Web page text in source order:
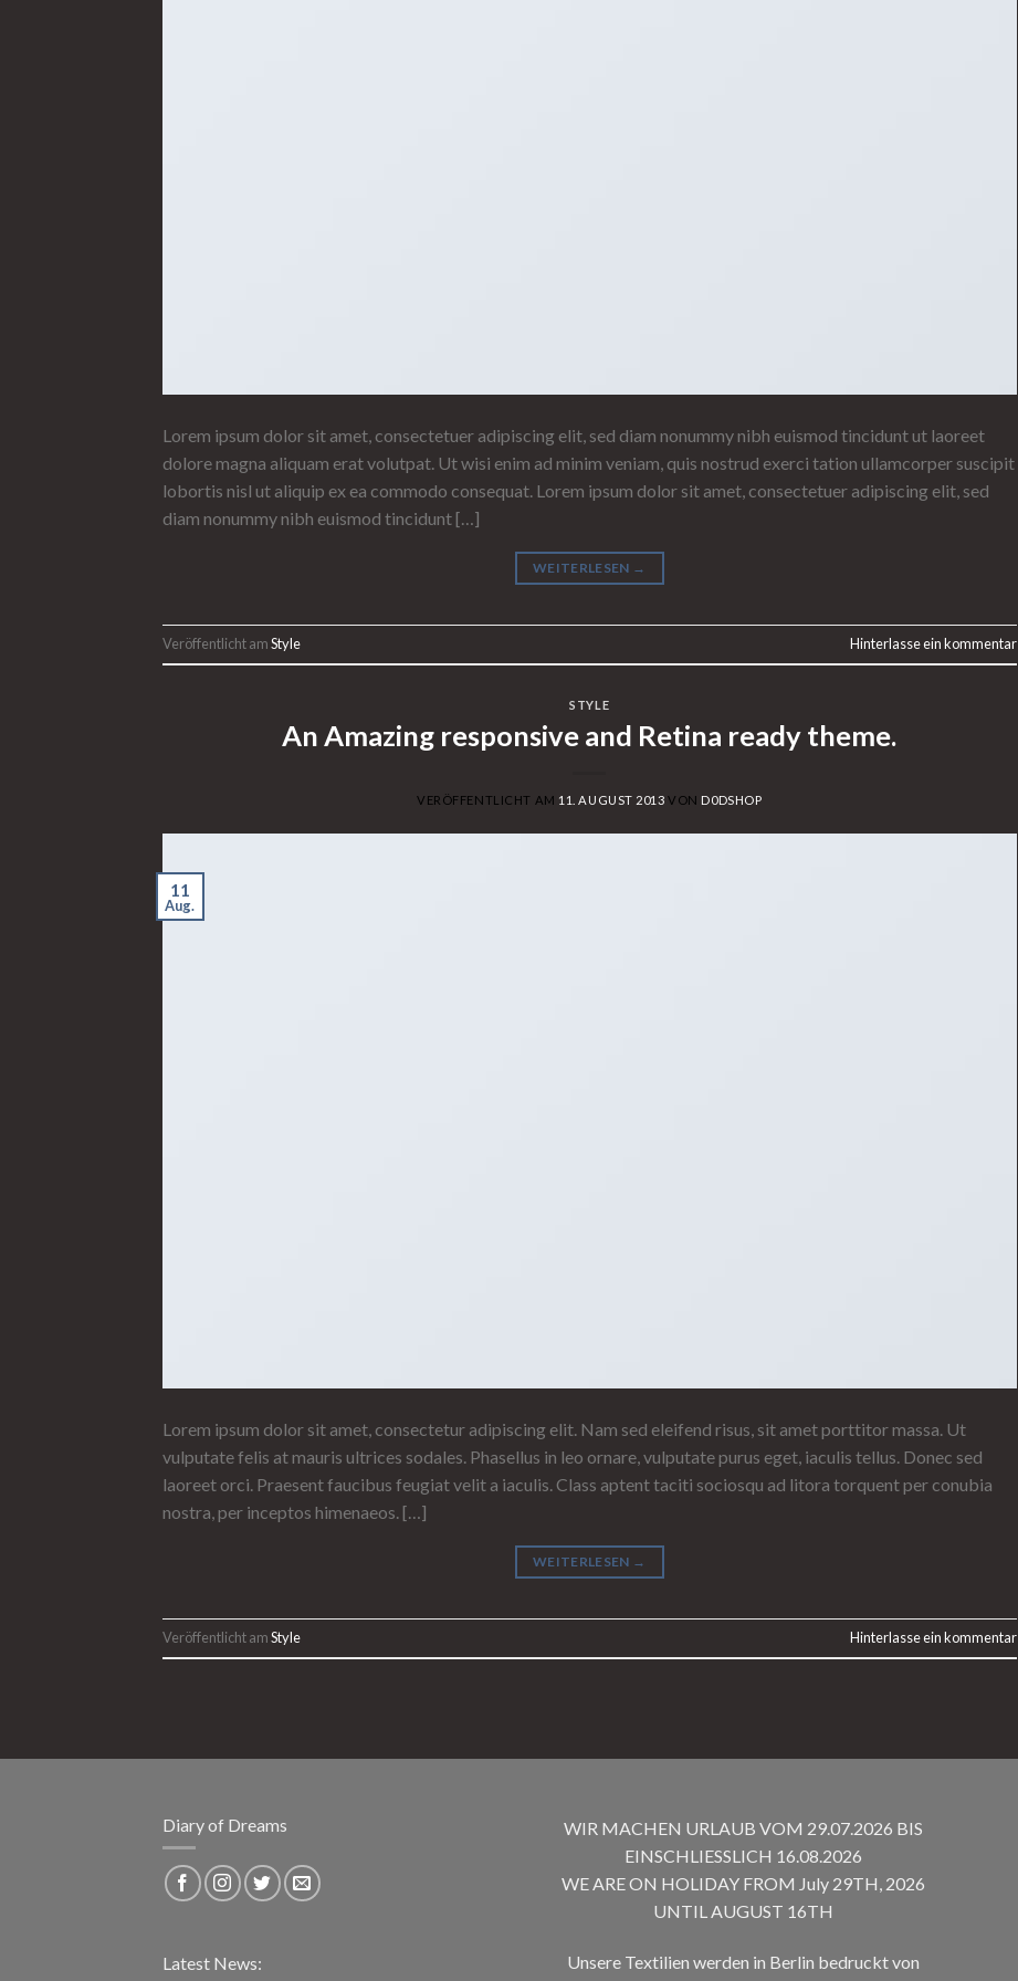
Lorem ipsum dolor sit amet, consectetuer adipiscing elit, sed diam nonummy nibh euismod tincidunt ut laoreet
dolore magna aliquam erat volutpat. Ut wisi enim ad minim veniam, quis nostrud exerci tation ullamcorper suscipit
lobortis nisl ut aliquip ex ea commodo consequat. Lorem ipsum dolor sit amet, consectetuer adipiscing elit, sed
diam nonummy nibh euismod tincidunt […]
WEITERLESEN →
Veröffentlicht amStyle Hinterlasse ein kommentar
STYLE
An Amazing responsive and Retina ready theme.
VERÖFFENTLICHT AM 11. AUGUST 2013 VON D0DSHOP
11
Aug.
Lorem ipsum dolor sit amet, consectetur adipiscing elit. Nam sed eleifend risus, sit amet porttitor massa. Ut
vulputate felis at mauris ultrices sodales. Phasellus in leo ornare, vulputate purus eget, iaculis tellus. Donec sed
laoreet orci. Praesent faucibus feugiat velit a iaculis. Class aptent taciti sociosqu ad litora torquent per conubia
nostra, per inceptos himenaeos. […]
WEITERLESEN →
Veröffentlicht amStyle Hinterlasse ein kommentar
Diary of Dreams
Latest News:
WIR MACHEN URLAUB VOM 29.07.2026 BIS
EINSCHLIESSLICH 16.08.2026
WE ARE ON HOLIDAY FROM July 29TH, 2026
UNTIL AUGUST 16TH
Unsere Textilien werden in Berlin bedruckt von